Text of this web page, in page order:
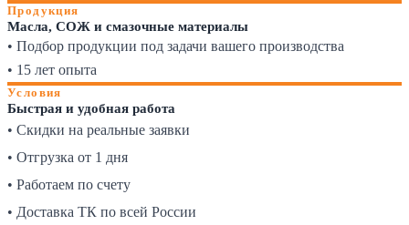
Продукция
Масла, СОЖ и смазочные материалы
• Подбор продукции под задачи вашего производства
• 15 лет опыта
Условия
Быстрая и удобная работа
• Скидки на реальные заявки
• Отгрузка от 1 дня
• Работаем по счету
• Доставка ТК по всей России